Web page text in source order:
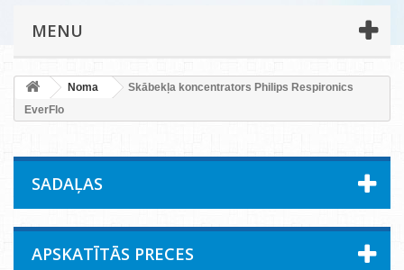
MENU
Noma
Skābekļa koncentrators Philips Respironics
EverFlo
SADAĻAS
APSKATĪTĀS PRECES